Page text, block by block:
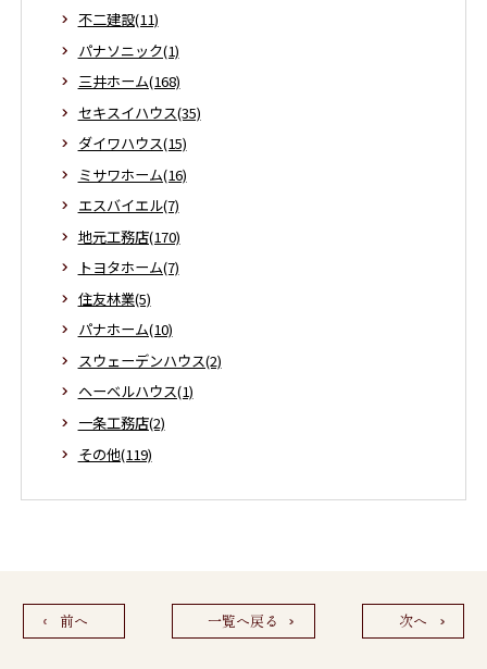
不二建設(11)
パナソニック(1)
三井ホーム(168)
セキスイハウス(35)
ダイワハウス(15)
ミサワホーム(16)
エスバイエル(7)
地元工務店(170)
トヨタホーム(7)
住友林業(5)
パナホーム(10)
スウェーデンハウス(2)
ヘーベルハウス(1)
一条工務店(2)
その他(119)
前へ 一覧へ戻る 次へ